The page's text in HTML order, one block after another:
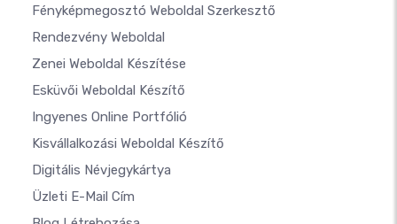
Fényképmegosztó Weboldal Szerkesztő
Rendezvény Weboldal
Zenei Weboldal Készítése
Esküvői Weboldal Készítő
Ingyenes Online Portfólió
Kisvállalkozási Weboldal Készítő
Digitális Névjegykártya
Üzleti E-Mail Cím